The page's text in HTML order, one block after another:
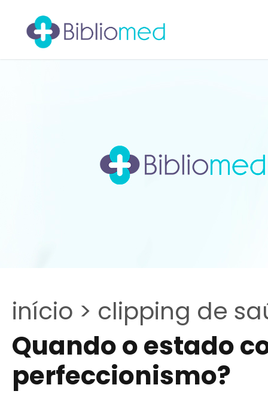
início > clipping de
Quando o estado
perfeccionismo?